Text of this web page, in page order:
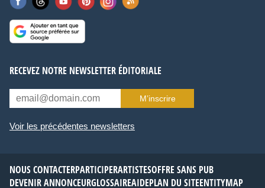
RECEVEZ NOTRE NEWSLETTER ÉDITORIALE
M’inscrire
Voir les précédentes newsletters
NOUS CONTACTERPARTICIPERARTISTESOFFRE SANS PUB
DEVENIR ANNONCEURGLOSSAIREAIDEPLAN DU SITEENTITYMAP